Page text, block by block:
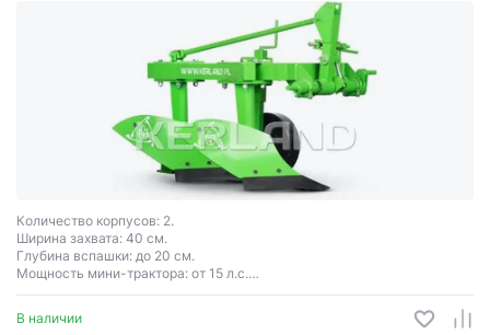
Количество корпусов: 2.
Ширина захвата: 40 см.
Глубина вспашки: до 20 см.
Мощность мини-трактора: от 15 л.с.
В наличии